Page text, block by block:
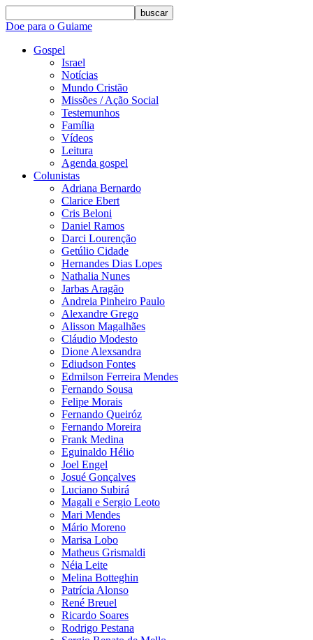
buscar
Doe para o Guiame
Gospel
Israel
Notícias
Mundo Cristão
Missões / Ação Social
Testemunhos
Família
Vídeos
Leitura
Agenda gospel
Colunistas
Adriana Bernardo
Clarice Ebert
Cris Beloni
Daniel Ramos
Darci Lourenção
Getúlio Cidade
Hernandes Dias Lopes
Nathalia Nunes
Jarbas Aragão
Andreia Pinheiro Paulo
Alexandre Grego
Alisson Magalhães
Cláudio Modesto
Dione Alexsandra
Ediudson Fontes
Edmilson Ferreira Mendes
Fernando Sousa
Felipe Morais
Fernando Queiróz
Fernando Moreira
Frank Medina
Eguinaldo Hélio
Joel Engel
Josué Gonçalves
Luciano Subirá
Magali e Sergio Leoto
Mari Mendes
Mário Moreno
Marisa Lobo
Matheus Grismaldi
Néia Leite
Melina Botteghin
Patrícia Alonso
René Breuel
Ricardo Soares
Rodrigo Pestana